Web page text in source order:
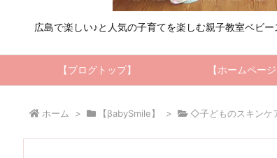
広島で楽しい♪と人気の子育てを楽しむ親子教室ベビ
【ブログトップ】 【ホームページ
ホーム > 【βabySmile】 > ◇子どものスキンケ